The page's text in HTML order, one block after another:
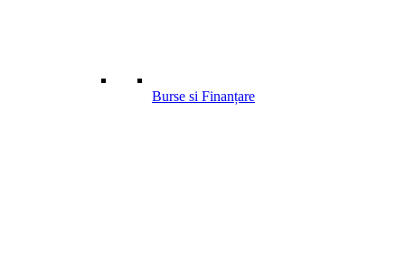
Burse si Finanțare